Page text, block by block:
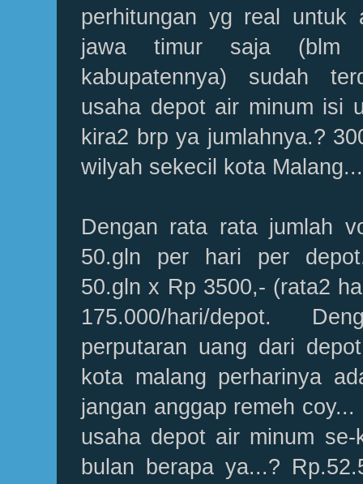
perhitungan yg real untuk
jawa timur saja (blm
kabupatennya) sudah
usaha depot air minum isi
kira2 brp ya jumlahnya.?
wilyah sekecil kota Malang...
Dengan rata rata jumlah
50.gln per hari per
50.gln x Rp 3500,- (rata2
175.000/hari/depot.
perputaran uang dari
kota malang perharinya
jangan anggap remeh
usaha depot air minum
bulan berapa ya...?